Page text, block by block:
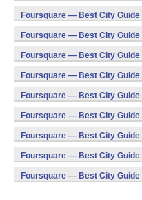
Foursquare — Best City Guide
Foursquare — Best City Guide
Foursquare — Best City Guide
Foursquare — Best City Guide
Foursquare — Best City Guide
Foursquare — Best City Guide
Foursquare — Best City Guide
Foursquare — Best City Guide
Foursquare — Best City Guide